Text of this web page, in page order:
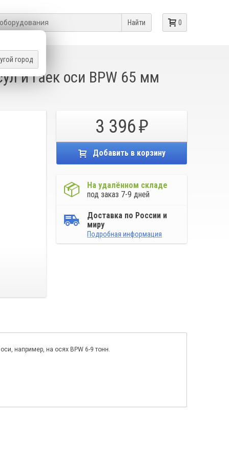
город
Найти 0
и гаек оси BPW 65 мм
3 396
Добавить в корзину
На удалённом складе
под заказ 7-9 дней
Доставка по России и
миру
Подробная информация
например, на осях BPW 6-9 тонн.